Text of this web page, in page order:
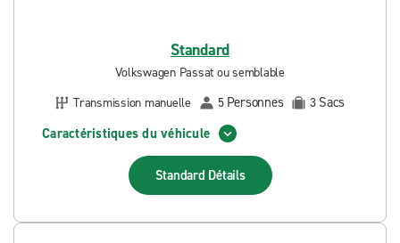
Standard
Volkswagen Passat ou semblable
Transmission manuelle
5 Personnes 3 Sacs
Caractéristiques du véhicule
Standard Détails